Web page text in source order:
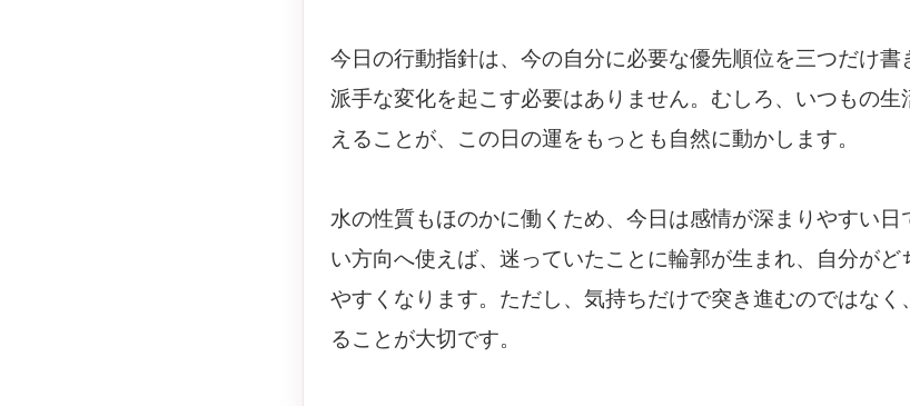
今日の行動指針は、今の自分に必要な優先順位を三つだけ書
派手な変化を起こす必要はありません。むしろ、いつもの
えることが、この日の運をもっとも自然に動かします。
水の性質もほのかに働くため、今日は感情が深まりやすい日
い方向へ使えば、迷っていたことに輪郭が生まれ、自分が
やすくなります。ただし、気持ちだけで突き進むのではなく
ることが大切です。